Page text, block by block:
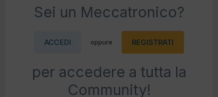
Sei un Meccatronico?
ACCEDI oppure REGISTRATI
per accedere a tutta la
Community!